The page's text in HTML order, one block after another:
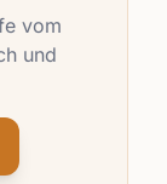
vom
und